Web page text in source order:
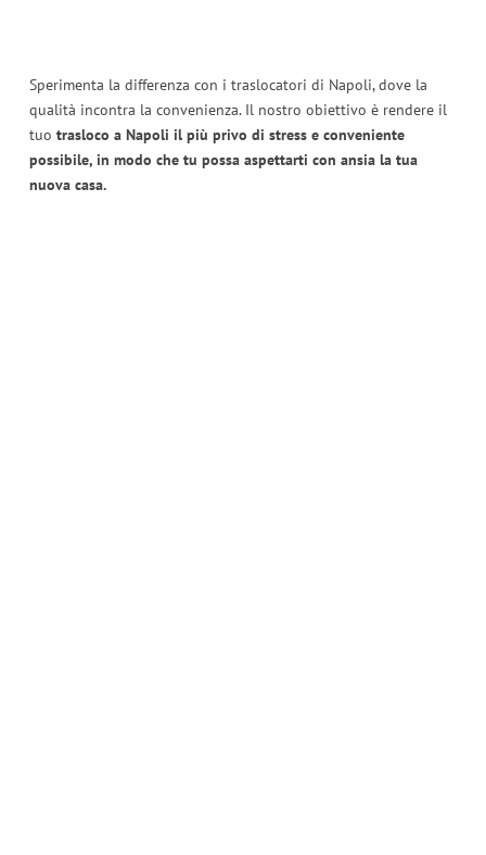
Sperimenta la differenza con i traslocatori di Napoli, dove la
qualità incontra la convenienza. Il nostro obiettivo è rendere il
tuo trasloco a Napoli il più privo di stress e conveniente
possibile, in modo che tu possa aspettarti con ansia la tua
nuova casa.